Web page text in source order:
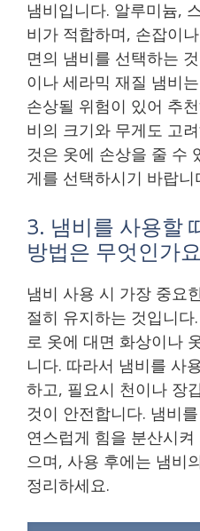
냄비입니다. 알루미늄,
비가 적합하며, 손잡이
면의 냄비를 선택하는
이나 세라믹 재질 냄비
손상될 위험이 있어 추
비의 크기와 무게도 고
것은 옷에 손상을 줄 수
게를 선택하시기 바랍니
3. 냄비를 사용할
방법은 무엇인가
냄비 사용 시 가장 중요
절히 유지하는 것입니
로 옷에 대면 화상이나
니다. 따라서 냄비를 사
하고, 필요시 천이나 장
것이 안전합니다. 냄비
연스럽게 힘을 분산시
으며, 사용 후에는 냄비
정리하세요.